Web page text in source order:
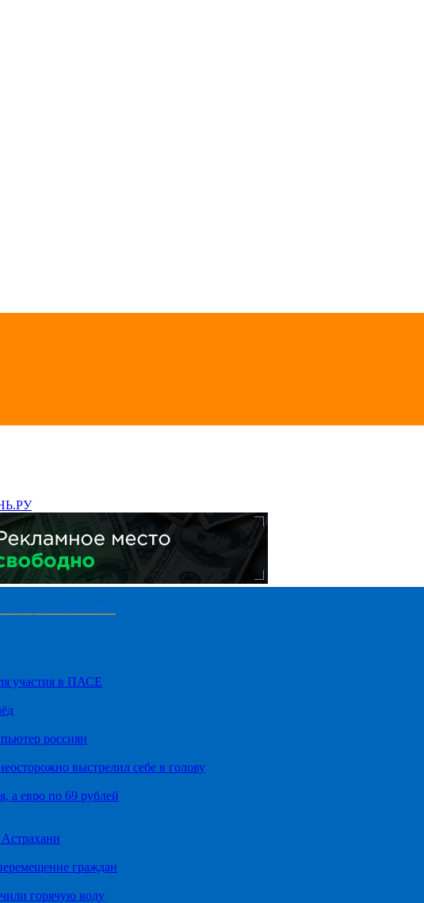
участия в ПАСЕ
россиян
выстрелил себе в голову
а евро по 69 рублей
граждан
горячую воду